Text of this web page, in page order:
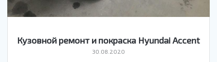
Кузовной ремонт и покраска Hyundai Accent
30.08.2020